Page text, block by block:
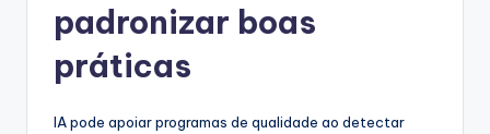
padronizar boas
práticas
IA pode apoiar programas de qualidade ao detectar